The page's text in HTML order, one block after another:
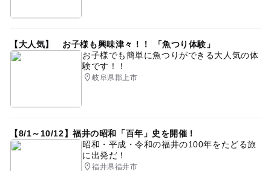
【大人気】 お子様も興味津々！！ 「魚つり体験」
お子様でも簡単に魚つりができる大人気の体
験です！！
岐阜県郡上市
【8/1～10/12】福井の昭和「百年」史を開催！
昭和・平成・令和の福井の100年をたどる旅
に出発だ！
福井県福井市